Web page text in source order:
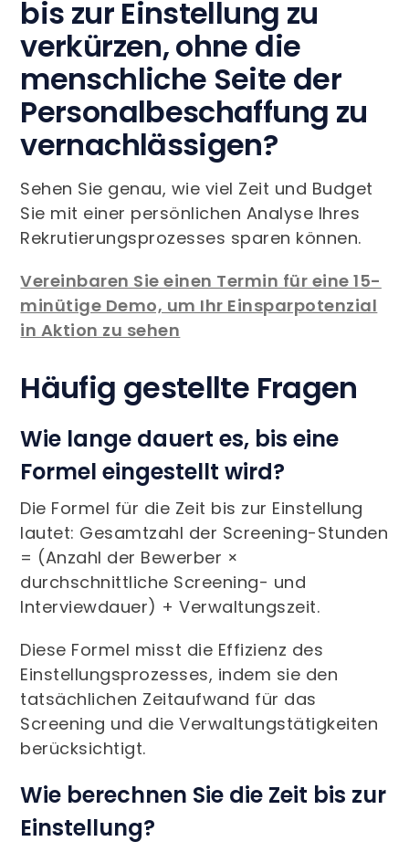
bis zur Einstellung zu
verkürzen, ohne die
menschliche Seite der
Personalbeschaffung zu
vernachlässigen?
Sehen Sie genau, wie viel Zeit und Budget
Sie mit einer persönlichen Analyse Ihres
Rekrutierungsprozesses sparen können.
Vereinbaren Sie einen Termin für eine 15-
minütige Demo, um Ihr Einsparpotenzial
in Aktion zu sehen
Häufig gestellte Fragen
Wie lange dauert es, bis eine
Formel eingestellt wird?
Die Formel für die Zeit bis zur Einstellung
lautet: Gesamtzahl der Screening-Stunden
= (Anzahl der Bewerber ×
durchschnittliche Screening- und
Interviewdauer) + Verwaltungszeit.
Diese Formel misst die Effizienz des
Einstellungsprozesses, indem sie den
tatsächlichen Zeitaufwand für das
Screening und die Verwaltungstätigkeiten
berücksichtigt.
Wie berechnen Sie die Zeit bis zur
Einstellung?